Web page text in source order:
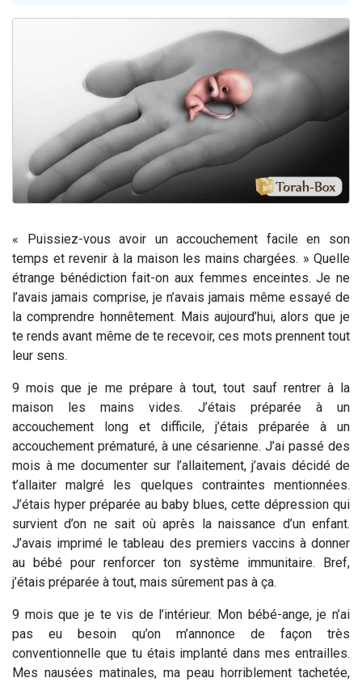
Il reste 49 places pour étudier en groupe sur Zoom
Ariel vient de donner son Maasser
Nathaniel vient de donner son Maasser
« Puissiez-vous avoir un accouchement facile en son
temps et revenir à la maison les mains chargées. » Quelle
étrange bénédiction fait-on aux femmes enceintes. Je ne
l’avais jamais comprise, je n’avais jamais même essayé de
la comprendre honnêtement. Mais aujourd’hui, alors que je
te rends avant même de te recevoir, ces mots prennent tout
leur sens.
9 mois que je me prépare à tout, tout sauf rentrer à la
maison les mains vides. J’étais préparée à un
accouchement long et difficile, j’étais préparée à un
accouchement prématuré, à une césarienne. J’ai passé des
mois à me documenter sur l’allaitement, j’avais décidé de
t’allaiter malgré les quelques contraintes mentionnées.
J’étais hyper préparée au baby blues, cette dépression qui
survient d’on ne sait où après la naissance d’un enfant.
J’avais imprimé le tableau des premiers vaccins à donner
au bébé pour renforcer ton système immunitaire. Bref,
j’étais préparée à tout, mais sûrement pas à ça.
9 mois que je te vis de l’intérieur. Mon bébé-ange, je n’ai
pas eu besoin qu’on m’annonce de façon très
conventionnelle que tu étais implanté dans mes entrailles.
Mes nausées matinales, ma peau horriblement tachetée,